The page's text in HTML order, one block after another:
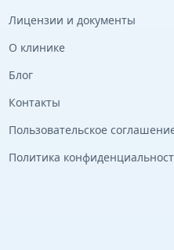
Лицензии и документы
О клинике
Блог
Контакты
Пользовательское
Политика